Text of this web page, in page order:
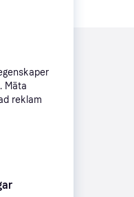
kr
Mäta
reklam